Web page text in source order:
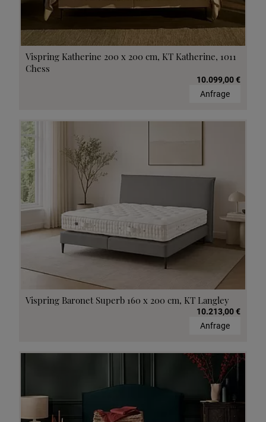
Vispring Katherine 200 x 200 cm, KT Katherine, 1011
Chess
10.099,00 €
Anfrage
Vispring Baronet Superb 160 x 200 cm, KT Langley
10.213,00 €
Anfrage